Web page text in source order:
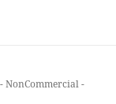
NonCommercial -